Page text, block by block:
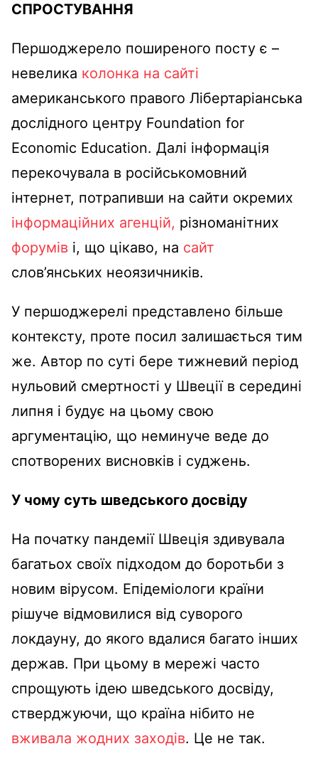
СПРОСТУВАННЯ
Першоджерело поширеного посту є –
невелика колонка на сайті
американського правого Лібертаріанська
дослідного центру Foundation for
Economic Education. Далі інформація
перекочувала в російськомовний
інтернет, потрапивши на сайти окремих
інформаційних агенцій, різноманітних
форумів і, що цікаво, на сайт
слов’янських неоязичників.
У першоджерелі представлено більше
контексту, проте посил залишається тим
же. Автор по суті бере тижневий період
нульовий смертності у Швеції в середині
липня і будує на цьому свою
аргументацію, що неминуче веде до
спотворених висновків і суджень.
У чому суть шведського досвіду
На початку пандемії Швеція здивувала
багатьох своїх підходом до боротьби з
новим вірусом. Епідеміологи країни
рішуче відмовилися від суворого
локдауну, до якого вдалися багато інших
держав. При цьому в мережі часто
спрощують ідею шведського досвіду,
стверджуючи, що країна нібито не
вживала жодних заходів. Це не так.